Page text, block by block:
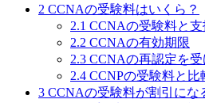
2 CCNAの受験料はいくら？
2.1 CCNAの受験料と
2.2 CCNAの有効期限
2.3 CCNAの再認定を
2.4 CCNPの受験料と比
3 CCNAの受験料が割引にな